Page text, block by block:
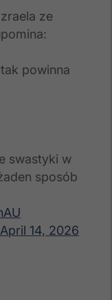
ze
powinna
swastyki w
sposób
April 14, 2026